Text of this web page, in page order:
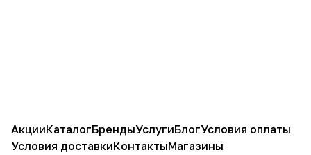
АкцииКаталогБрендыУслугиБлогУсловия оплаты
Условия доставкиКонтактыМагазины